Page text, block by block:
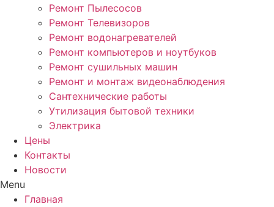
Ремонт Пылесосов
Ремонт Телевизоров
Ремонт водонагревателей
Ремонт компьютеров и ноутбуков
Ремонт сушильных машин
Ремонт и монтаж видеонаблюдения
Сантехнические работы
Утилизация бытовой техники
Электрика
Цены
Контакты
Новости
Menu
Главная